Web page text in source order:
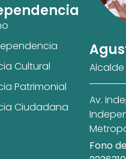
Cultural
Patrimonial
Ciudadana
Alcalde
Av.
Fono